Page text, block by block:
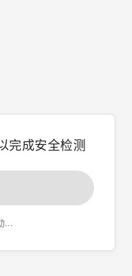
完成安全检测
...